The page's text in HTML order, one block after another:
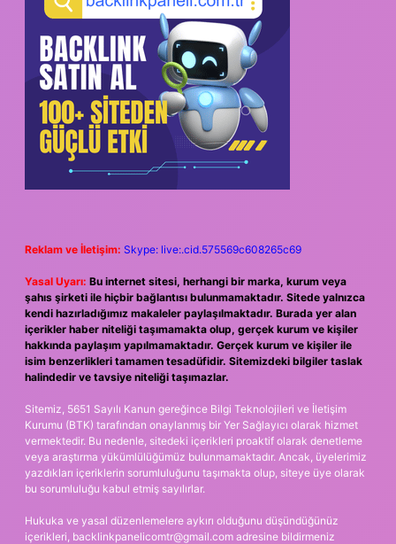
Reklam ve İletişim: Skype: live:.cid.575569c608265c69
Yasal Uyarı: Bu internet sitesi, herhangi bir marka, kurum veya
şahıs şirketi ile hiçbir bağlantısı bulunmamaktadır. Sitede yalnızca
kendi hazırladığımız makaleler paylaşılmaktadır. Burada yer alan
içerikler haber niteliği taşımamakta olup, gerçek kurum ve kişiler
hakkında paylaşım yapılmamaktadır. Gerçek kurum ve kişiler ile
isim benzerlikleri tamamen tesadüfidir. Sitemizdeki bilgiler taslak
halindedir ve tavsiye niteliği taşımazlar.
Sitemiz, 5651 Sayılı Kanun gereğince Bilgi Teknolojileri ve İletişim
Kurumu (BTK) tarafından onaylanmış bir Yer Sağlayıcı olarak hizmet
vermektedir. Bu nedenle, sitedeki içerikleri proaktif olarak denetleme
veya araştırma yükümlülüğümüz bulunmamaktadır. Ancak, üyelerimiz
yazdıkları içeriklerin sorumluluğunu taşımakta olup, siteye üye olarak
bu sorumluluğu kabul etmiş sayılırlar.
Hukuka ve yasal düzenlemelere aykırı olduğunu düşündüğünüz
içerikleri, backlinkpanelicomtr@gmail.com adresine bildirmeniz